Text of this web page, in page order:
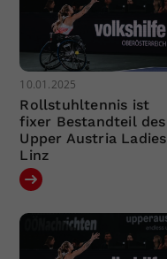
10.01.2025
Rollstuhltennis ist
fixer Bestandteil des
Upper Austria Ladies
Linz